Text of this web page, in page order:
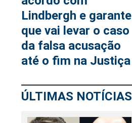
Lindbergh e garante
que vai levar o caso
da falsa acusação
até o fim na Justiça
ÚLTIMAS NOTÍCIAS